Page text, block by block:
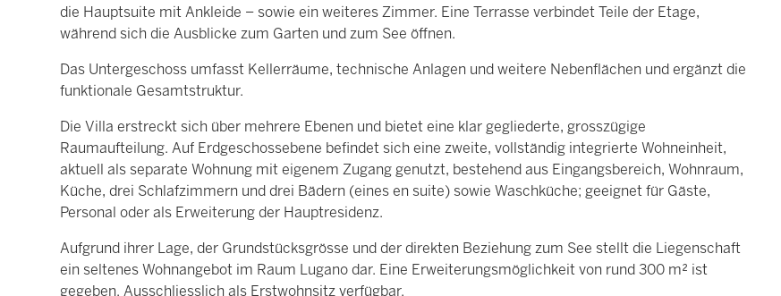
die Hauptsuite mit Ankleide – sowie ein weiteres Zimmer. Eine Terrasse verbindet Teile der Etage,
während sich die Ausblicke zum Garten und zum See öffnen.
Das Untergeschoss umfasst Kellerräume, technische Anlagen und weitere Nebenflächen und ergänzt die
funktionale Gesamtstruktur.
Die Villa erstreckt sich über mehrere Ebenen und bietet eine klar gegliederte, grosszügige
Raumaufteilung. Auf Erdgeschossebene befindet sich eine zweite, vollständig integrierte Wohneinheit,
aktuell als separate Wohnung mit eigenem Zugang genutzt, bestehend aus Eingangsbereich, Wohnraum,
Küche, drei Schlafzimmern und drei Bädern (eines en suite) sowie Waschküche; geeignet für Gäste,
Personal oder als Erweiterung der Hauptresidenz.
Aufgrund ihrer Lage, der Grundstücksgrösse und der direkten Beziehung zum See stellt die Liegenschaft
ein seltenes Wohnangebot im Raum Lugano dar. Eine Erweiterungsmöglichkeit von rund 300 m² ist
gegeben. Ausschliesslich als Erstwohnsitz verfügbar.